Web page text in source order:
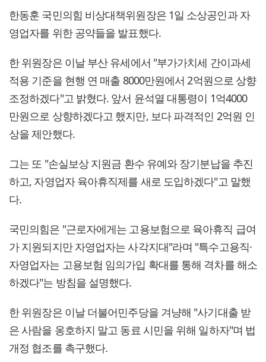
한동훈 국민의힘 비상대책위원장은 1일 소상공인과 자
영업자를 위한 공약들을 발표했다.
한 위원장은 이날 부산 유세에서 "부가가치세 간이과세
적용 기준을 현행 연 매출 8000만원에서 2억원으로 상향
조정하겠다"고 밝혔다. 앞서 윤석열 대통령이 1억4000
만원으로 상향하겠다고 했지만, 보다 파격적인 2억원 인
상을 제안했다.
그는 또 "손실보상 지원금 환수 유예와 장기분납을 추진
하고, 자영업자 육아휴직제를 새로 도입하겠다"고 말했
다.
국민의힘은 "근로자에게는 고용보험으로 육아휴직 급여
가 지원되지만 자영업자는 사각지대"라며 "특수고용직·
자영업자는 고용보험 임의가입 확대를 통해 격차를 해소
하겠다"는 방침을 설명했다.
한 위원장은 이날 더불어민주당을 겨냥해 "사기대출 받
은 사람을 옹호하지 말고 동료 시민을 위해 일하자"며 법
개정 협조를 촉구했다.